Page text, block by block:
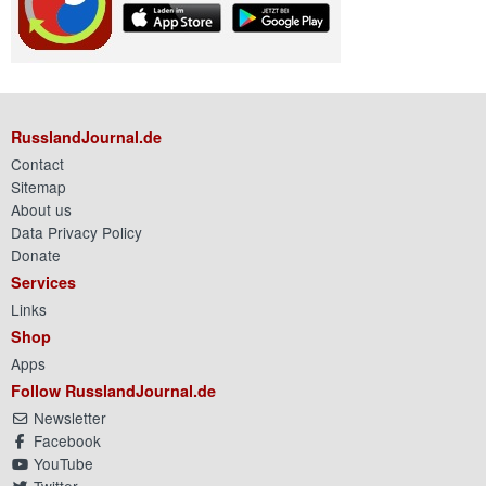
RusslandJournal.de
Contact
Sitemap
About us
Data Privacy Policy
Donate
Services
Links
Shop
Apps
Follow RusslandJournal.de
Newsletter
Facebook
YouTube